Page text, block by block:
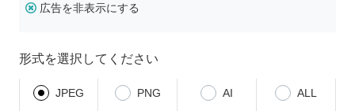
広告を非表示にする
形式を選択してください
JPEG PNG AI ALL